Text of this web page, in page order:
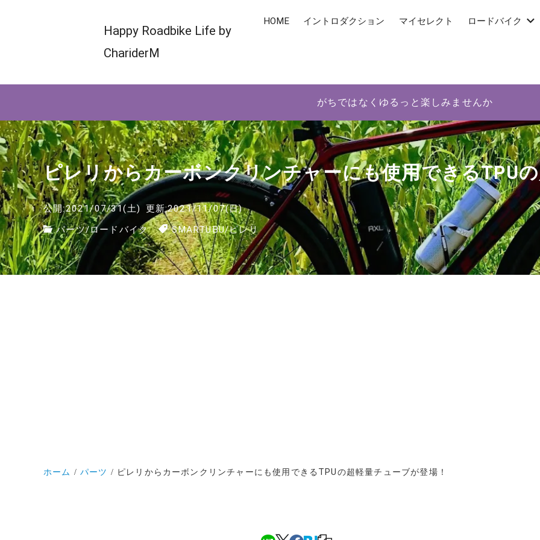
Happy Roadbike Life by
ChariderM
HOME イントロダクション マイセレクト ロードバイク
がちではなくゆるっと楽しみませんか
ピレリからカーボンクリンチャーにも使用できるTPU
公開:2021/07/31(土)
更新:2021/11/07(日)
パーツ/ロードバイク SMARTUBU/ピレリ
ホーム パーツ ピレリからカーボンクリンチャーにも使用できるTPUの超軽量チューブが登場！